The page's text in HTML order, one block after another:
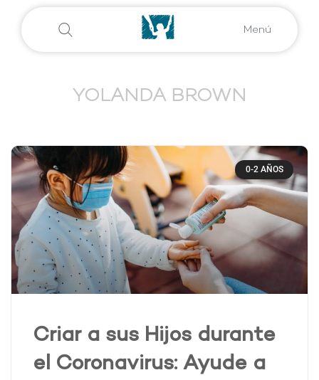
Menú
YOLANDA BROWN
0-2 AÑOS
Criar a sus Hijos durante
el Coronavirus: Ayude a